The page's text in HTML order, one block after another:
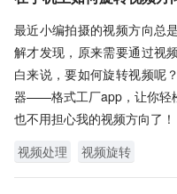
最近小编拍摄的视频方向总
解才发现，原来需要通过视
白来说，要如何旋转视频呢
器——格式工厂app，让你轻
也不用担心我的视频方向了！
视频处理
视频旋转